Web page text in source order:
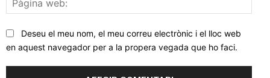
web:
Deseu el meu nom, el meu correu electrònic i el lloc web
en aquest navegador per a la propera vegada que ho faci.